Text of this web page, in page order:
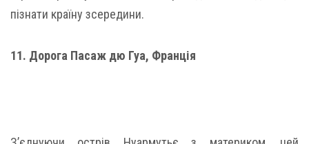
пізнати країну зсередини.
11. Дорога Пасаж дю Гуа, Франція